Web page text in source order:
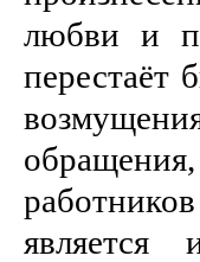
любви и
перестаёт